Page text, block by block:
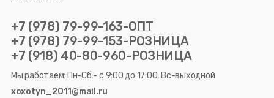
+7 (978) 79-99-163-ОПТ
+7 (978) 79-99-153-РОЗНИЦА
+7 (918) 40-80-960-РОЗНИЦА
Мы работаем: Пн-Сб - с 9:00 до 17:00, Вс-выходной
xoxotyn_2011@mail.ru